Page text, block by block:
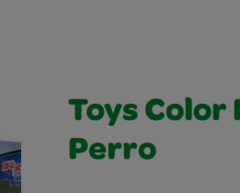
Toys Color
Perro